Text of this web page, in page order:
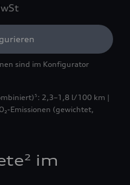
sind im Konfigurator
5 : 2,3–1,8 l/100 km |
Emissionen (gewichtet,
2
im